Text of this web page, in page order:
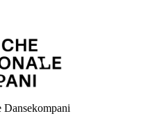
Dansekompani